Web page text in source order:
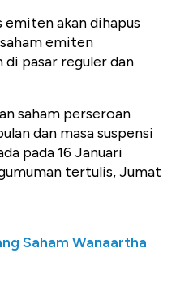
akan dihapus
emiten
di pasar reguler dan
saham perseroan
dan masa suspensi
pada 16 Januari
tertulis, Jumat
Saham Wanaartha